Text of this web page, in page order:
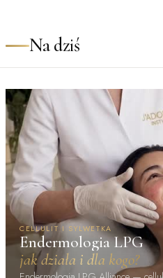
Na dziś
CELLULIT I SYLWETKA
Endermologia LPG
jak działa i dla kogo?